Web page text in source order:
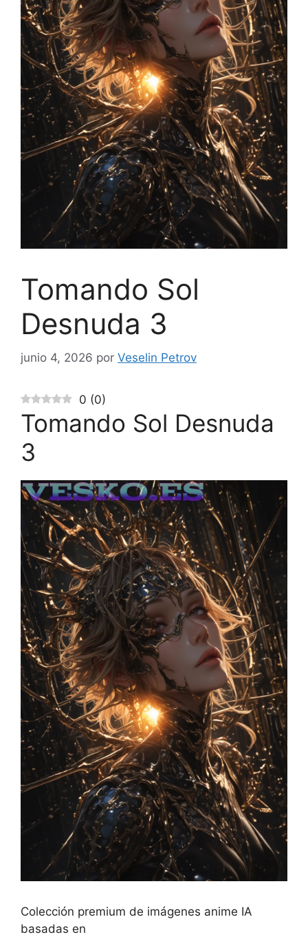
Tomando Sol
Desnuda 3
junio 4, 2026 por Veselin Petrov
0 (0)
Tomando Sol Desnuda
3
Colección premium de imágenes anime IA
basadas en